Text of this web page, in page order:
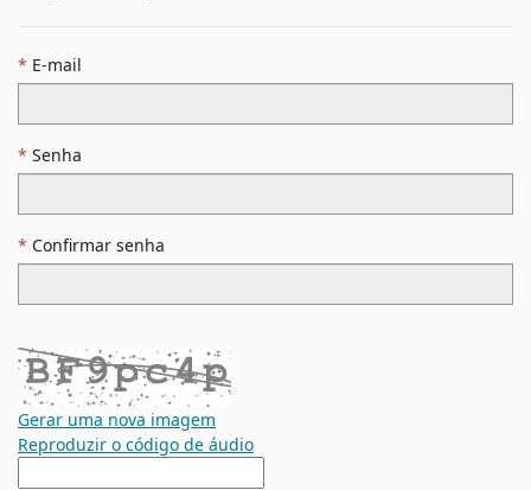
E-mail
Senha
Confirmar senha
Gerar uma nova imagem
Reproduzir o código de áudio